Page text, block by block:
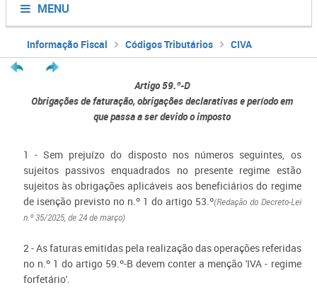
MENU
Informação Fiscal Códigos Tributários CIVA
Artigo 59.º-D
Obrigações de faturação, obrigações declarativas e período em
que passa a ser devido o imposto
1 - Sem prejuízo do disposto nos números seguintes, os
sujeitos passivos enquadrados no presente regime estão
sujeitos às obrigações aplicáveis aos beneficiários do regime
de isenção previsto no n.º 1 do artigo 53.º(Redação do Decreto-Lei
n.º 35/2025, de 24 de março)
2 - As faturas emitidas pela realização das operações referidas
no n.º 1 do artigo 59.º-B devem conter a menção 'IVA - regime
forfetário'.